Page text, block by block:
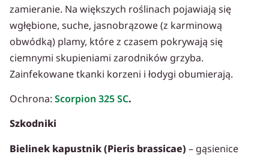
zamieranie. Na większych roślinach pojawiają się
wgłębione, suche, jasnobrązowe (z karminową
obwódką) plamy, które z czasem pokrywają się
ciemnymi skupieniami zarodników grzyba.
Zainfekowane tkanki korzeni i łodygi obumierają.
Ochrona: Scorpion 325 SC.
Szkodniki
Bielinek kapustnik (Pieris brassicae) – gąsienice